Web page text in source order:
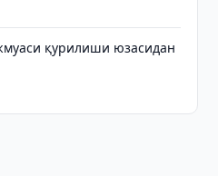
қурилиши юзасидан